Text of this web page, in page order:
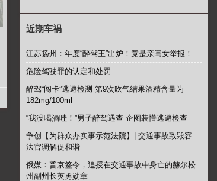
近期车祸
江苏扬州：年度“醉驾王”出炉！竟是亲闺女举报！
危险驾驶罪的认定和处罚
醉驾“闯卡”逃避检测 第9次吹气结果酒精含量为
182mg/100ml
“我没喝酒哇！”男子醉驾遇查 企图装懵逃避检查
争创【为群众办实事示范法院】| 交通事故致毁容
法官调解促和谐
俄媒：普京签令，追授在交通事故中身亡的赫尔松
州副州长英勇勋章